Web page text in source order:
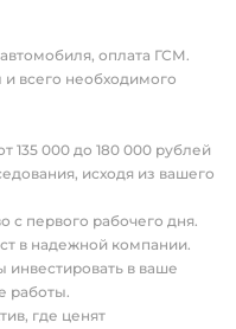
оплата ГСМ.
всего необходимого
135 000 до 180 000 рублей
исходя из вашего
с первого рабочего дня.
в надежной компании.
инвестировать в ваше
работы.
где ценят